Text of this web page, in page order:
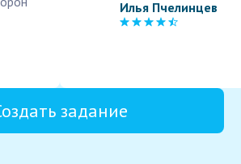
Илья Пчелинцев
задание